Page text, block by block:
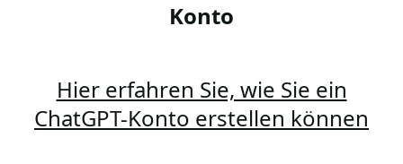
Konto
Hier erfahren Sie, wie Sie ein
ChatGPT-Konto erstellen können